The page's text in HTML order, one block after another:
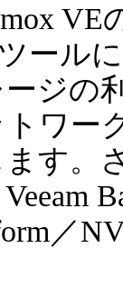
ール
ジの
ワー
す。
／